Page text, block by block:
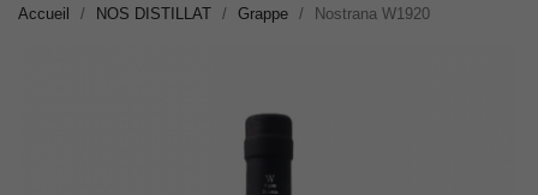
Accueil NOS DISTILLAT Grappe Nostrana W1920